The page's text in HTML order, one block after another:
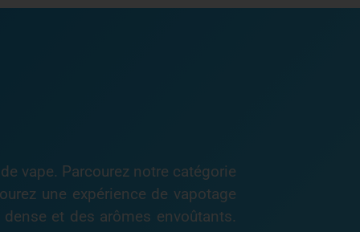
vape. Parcourez notre catégorie
une expérience de vapotage
et des arômes envoûtants.